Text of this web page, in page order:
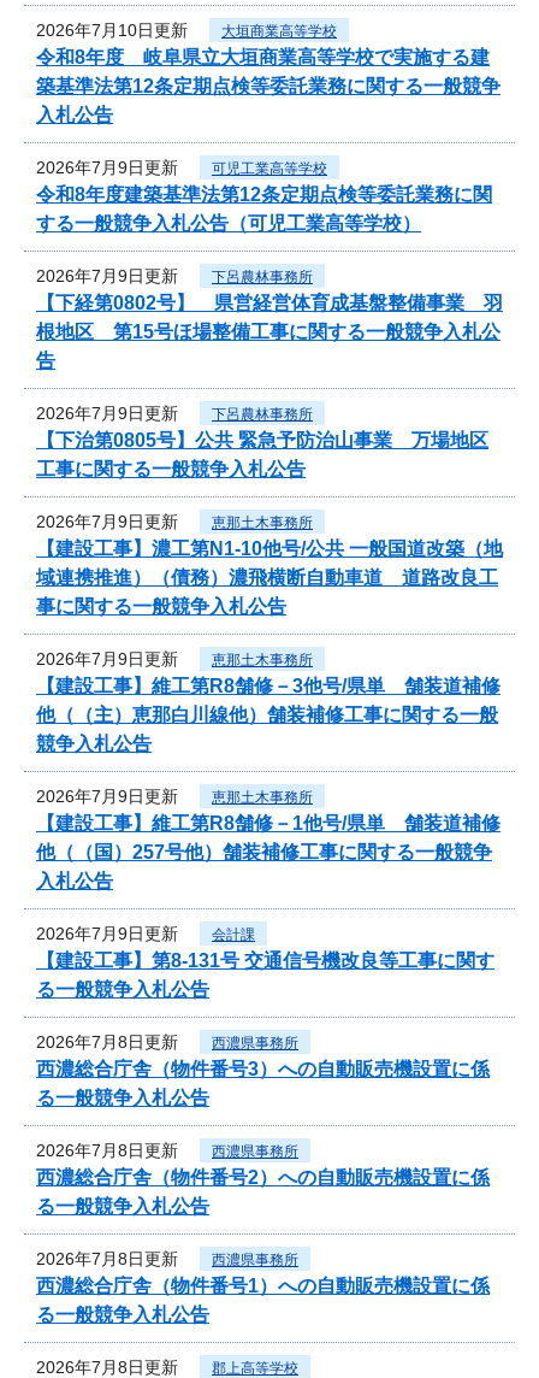
2026年7月10日更新 大垣商業高等学校
令和8年度 岐阜県立大垣商業高等学校で実施する建
築基準法第12条定期点検等委託業務に関する一般競争
入札公告
2026年7月9日更新 可児工業高等学校
令和8年度建築基準法第12条定期点検等委託業務に関
する一般競争入札公告（可児工業高等学校）
2026年7月9日更新 下呂農林事務所
【下経第0802号】 県営経営体育成基盤整備事業 羽
根地区 第15号ほ場整備工事に関する一般競争入札公
告
2026年7月9日更新 下呂農林事務所
【下治第0805号】公共 緊急予防治山事業 万場地区
工事に関する一般競争入札公告
2026年7月9日更新 恵那土木事務所
【建設工事】濃工第N1-10他号/公共 一般国道改築（地
域連携推進）（債務）濃飛横断自動車道 道路改良工
事に関する一般競争入札公告
2026年7月9日更新 恵那土木事務所
【建設工事】維工第R8舗修－3他号/県単 舗装道補修
他（（主）恵那白川線他）舗装補修工事に関する一般
競争入札公告
2026年7月9日更新 恵那土木事務所
【建設工事】維工第R8舗修－1他号/県単 舗装道補修
他（（国）257号他）舗装補修工事に関する一般競争
入札公告
2026年7月9日更新 会計課
【建設工事】第8-131号 交通信号機改良等工事に関す
る一般競争入札公告
2026年7月8日更新 西濃県事務所
西濃総合庁舎（物件番号3）への自動販売機設置に係
る一般競争入札公告
2026年7月8日更新 西濃県事務所
西濃総合庁舎（物件番号2）への自動販売機設置に係
る一般競争入札公告
2026年7月8日更新 西濃県事務所
西濃総合庁舎（物件番号1）への自動販売機設置に係
る一般競争入札公告
2026年7月8日更新 郡上高等学校